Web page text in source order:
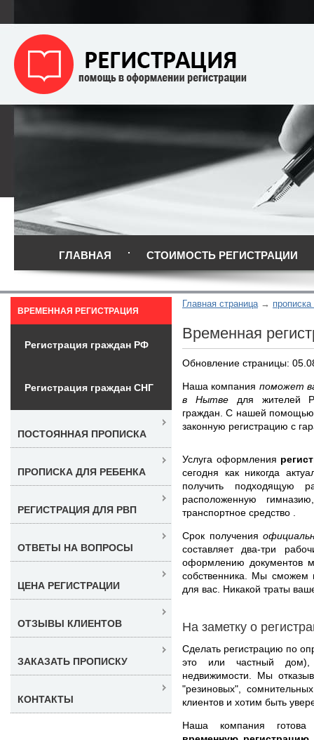
ГЛАВНАЯ СТОИМОСТЬ РЕГИСТРАЦИИ
Главная страница
Временная
Обновление страницы:
Наша компания поможет
в Нытве для жителей
граждан. С нашей помощью,
законную регистрацию с
Услуга оформления
сегодня как никогда
получить подходящую
расположенную
транспортное средство .
Срок получения
составляет два-три
оформлению документов
собственника. Мы сможем
для вас. Никакой траты
На заметку о
Сделать регистрацию по
это или частный дом),
недвижимости. Мы
"резиновых",
клиентов и хотим быть
Наша компания
ВРЕМЕННАЯ РЕГИСТРАЦИЯ
Регистрация граждан РФ
Регистрация граждан СНГ
ПОСТОЯННАЯ ПРОПИСКА
ПРОПИСКА ДЛЯ РЕБЕНКА
РЕГИСТРАЦИЯ ДЛЯ РВП
ОТВЕТЫ НА ВОПРОСЫ
ЦЕНА РЕГИСТРАЦИИ
ОТЗЫВЫ КЛИЕНТОВ
ЗАКАЗАТЬ ПРОПИСКУ
КОНТАКТЫ